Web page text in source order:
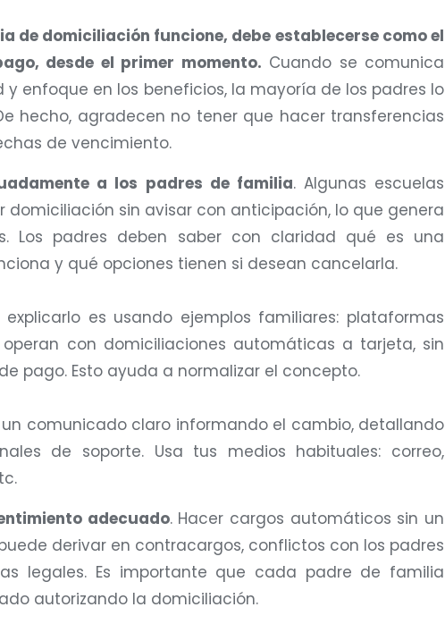
de domiciliación funcione, debe establecerse como el
desde el primer momento. Cuando se comunica
enfoque en los beneficios, la mayoría de los padres lo
hecho, agradecen no tener que hacer transferencias
de vencimiento.
a los padres de familia. Algunas escuelas
domiciliación sin avisar con anticipación, lo que genera
Los padres deben saber con claridad qué es una
y qué opciones tienen si desean cancelarla.
es usando ejemplos familiares: plataformas
con domiciliaciones automáticas a tarjeta, sin
pago. Esto ayuda a normalizar el concepto.
comunicado claro informando el cambio, detallando
de soporte. Usa tus medios habituales: correo,
adecuado. Hacer cargos automáticos sin un
derivar en contracargos, conflictos con los padres
legales. Es importante que cada padre de familia
autorizando la domiciliación.